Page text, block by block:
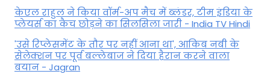
केएल राहुल ने किया वॉर्म-अप मैच में ब्लंडर, टीम इंडिया के
प्लेयर्स का कैच छोड़ने का सिलसिला जारी - India TV Hindi
'उसे रिप्लेसमेंट के तौर पर नहीं आना था', आकिब नबी के
सेलेक्शन पर पूर्व बल्लेबाज ने दिया हैरान करने वाला
बयान - Jagran